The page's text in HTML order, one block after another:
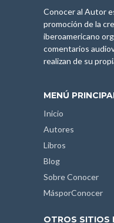
Conocer al Autor
promoción de la
iberoamericano
comentarios
realizan de su
MENÚ
Inicio
Autores
Libros
Blog
Sobre Conocer
MásporConocer
OTROS SITIOS